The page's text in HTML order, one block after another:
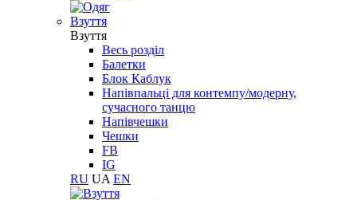
Взуття
Взуття
Весь розділ
Балетки
Блок Каблук
Напівпальці для контемпу/модерну,
сучасного танцю
Напівчешки
Чешки
FB
IG
RU UA EN